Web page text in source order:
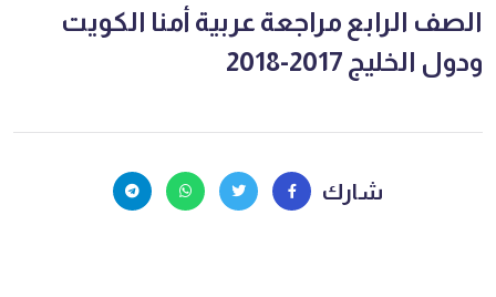
الصف الرابع مراجعة عربية أمنا الكويت
ودول الخليج 2017-2018
شارك